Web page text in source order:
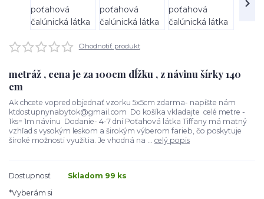
Ohodnotiť produkt
metráž , cena je za 100cm dĺžku , z návinu šírky 140
cm
Ak chcete vopred objednať vzorku 5x5cm zdarma- napíšte nám
ktdostupnynabytok@gmail.com Do košíka vkladajte celé metre -
1ks= 1m návinu Dodanie- 4-7 dní Poťahová látka Tiffany má matný
vzhľad s vysokým leskom a širokým výberom farieb, čo poskytuje
široké možnosti využitia. Je vhodná na ... celý popis
Dostupnosť
Skladom 99 ks
*Vyberám si